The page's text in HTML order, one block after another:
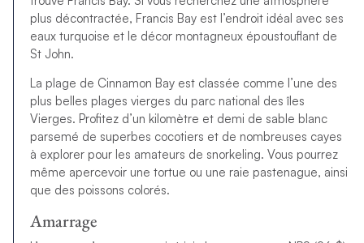
plus décontractée, Francis Bay est l’endroit idéal avec ses
eaux turquoise et le décor montagneux époustouflant de
St John.
La plage de Cinnamon Bay est classée comme l’une des
plus belles plages vierges du parc national des îles
Vierges. Profitez d’un kilomètre et demi de sable blanc
parsemé de superbes cocotiers et de nombreuses cayes
à explorer pour les amateurs de snorkeling. Vous pourrez
même apercevoir une tortue ou une raie pastenague, ainsi
que des poissons colorés.
Amarrage